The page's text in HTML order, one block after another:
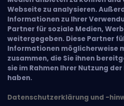
Webseite zu analysieren.
Informationen zu Ihrer
Partner für soziale Medien,
weitergegeben. Diese Partner
Informationen möglicherweise
zusammen, die Sie ihnen
sie im Rahmen Ihrer Nutzung
haben.
Datenschutzerklärung und -